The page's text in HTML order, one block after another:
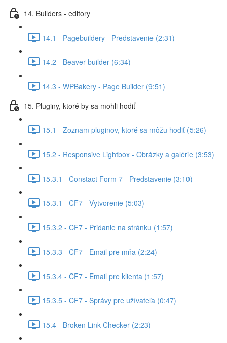
14. Builders - editory
14.1 - Pagebuildery - Predstavenie (2:31)
14.2 - Beaver builder (6:34)
14.3 - WPBakery - Page Builder (9:51)
15. Pluginy, ktoré by sa mohli hodiť
15.1 - Zoznam pluginov, ktoré sa môžu hodiť (5:26)
15.2 - Responsive Lightbox - Obrázky a galérie (3:53)
15.3.1 - Constact Form 7 - Predstavenie (3:10)
15.3.1 - CF7 - Vytvorenie (5:03)
15.3.2 - CF7 - Pridanie na stránku (1:57)
15.3.3 - CF7 - Email pre mňa (2:24)
15.3.4 - CF7 - Email pre klienta (1:57)
15.3.5 - CF7 - Správy pre užívateľa (0:47)
15.4 - Broken Link Checker (2:23)